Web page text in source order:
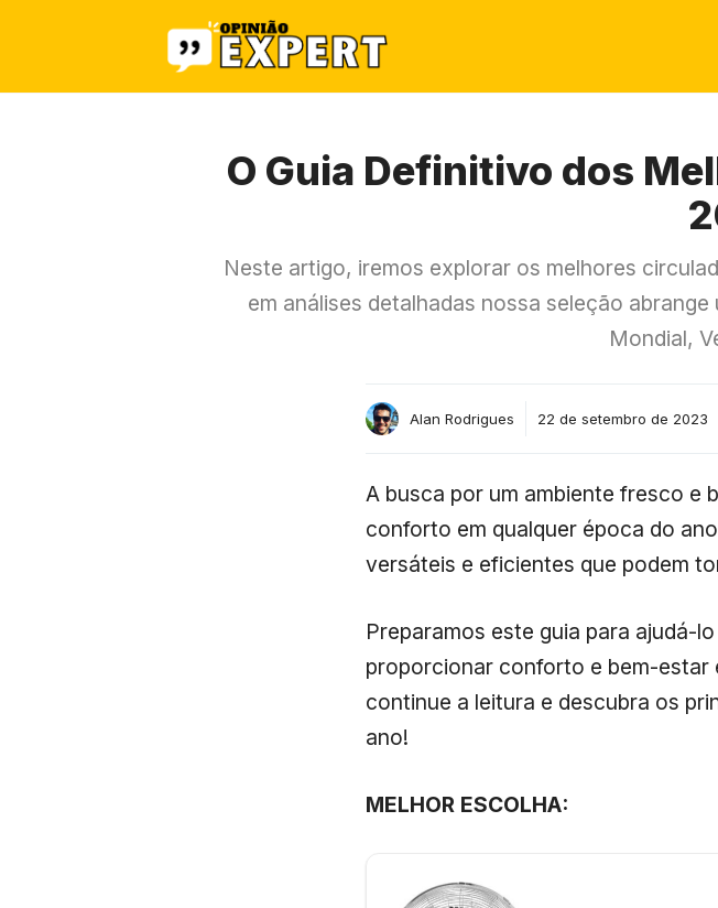
o
O Guia Definitivo dos
Neste artigo, iremos explorar os melhores
em análises detalhadas nossa seleção
Mondial,
Alan Rodrigues 22 de setembro de 2023
A busca por um ambiente fresco e
conforto em qualquer época do
versáteis e eficientes que podem
Preparamos este guia para ajudá-
proporcionar conforto e bem-
continue a leitura e descubra os
ano!
MELHOR ESCOLHA: